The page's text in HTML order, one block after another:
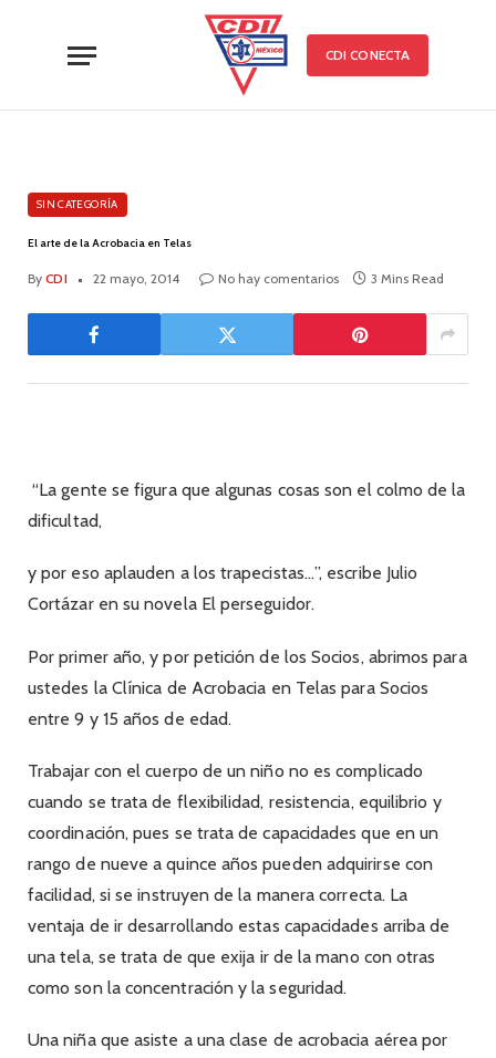
CDI CONECTA
SIN CATEGORÍA
El arte de la Acrobacia en Telas
By CDI 22 mayo, 2014 No hay comentarios 3 Mins Read
“La gente se figura que algunas cosas son el colmo de la
dificultad,
y por eso aplauden a los trapecistas…”, escribe Julio
Cortázar en su novela El perseguidor.
Por primer año, y por petición de los Socios, abrimos para
ustedes la Clínica de Acrobacia en Telas para Socios
entre 9 y 15 años de edad.
Trabajar con el cuerpo de un niño no es complicado
cuando se trata de flexibilidad, resistencia, equilibrio y
coordinación, pues se trata de capacidades que en un
rango de nueve a quince años pueden adquirirse con
facilidad, si se instruyen de la manera correcta. La
ventaja de ir desarrollando estas capacidades arriba de
una tela, se trata de que exija ir de la mano con otras
como son la concentración y la seguridad.
Una niña que asiste a una clase de acrobacia aérea por